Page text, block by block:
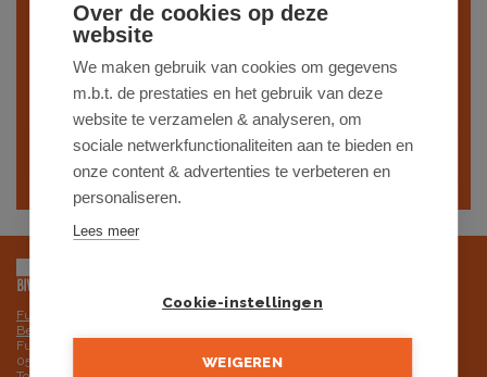
pand,schrijf je dan in
op onze nieuwsbrief
en blijf op de hoogte van onsrecentste
aanbod.
SCHRIJF JE IN
Futurimmo BV is onderworpen aan de deontologische code van het BIV,
Beroepsinstituut van Vastgoedmakelaars
Futurimmo BV: ondernemingsnummer 0525.725.251 - BTW BE
0525.725.251 RPR Gent, afdeling Brugge
Over de cookies op deze
website
We maken gebruik van cookies om gegevens
m.b.t. de prestaties en het gebruik van deze
website te verzamelen & analyseren, om
sociale netwerkfunctionaliteiten aan te bieden en
onze content & advertenties te verbeteren en
personaliseren.
Lees meer
Cookie-instellingen
WEIGEREN